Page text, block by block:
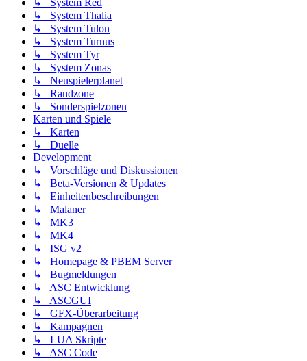
↳ System Red
↳ System Thalia
↳ System Tulon
↳ System Turnus
↳ System Tyr
↳ System Zonas
↳ Neuspielerplanet
↳ Randzone
↳ Sonderspielzonen
Karten und Spiele
↳ Karten
↳ Duelle
Development
↳ Vorschläge und Diskussionen
↳ Beta-Versionen & Updates
↳ Einheitenbeschreibungen
↳ Malaner
↳ MK3
↳ MK4
↳ ISG v2
↳ Homepage & PBEM Server
↳ Bugmeldungen
↳ ASC Entwicklung
↳ ASCGUI
↳ GFX-Überarbeitung
↳ Kampagnen
↳ LUA Skripte
↳ ASC Code